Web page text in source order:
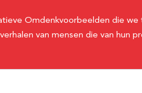
Omdenkvoorbeelden die we
van mensen die van hun